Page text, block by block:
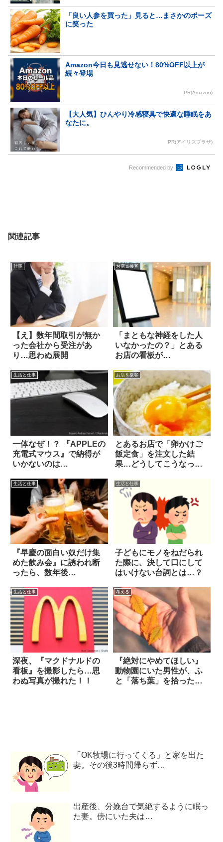
「良い人参を買った」見ると…まさかのポーズ
に笑った
Amazon今日も見逃せない！80%OFF以上が
続々登場
PR(Amazon)
【大人気】ひんやり冷感寝具で快適な睡眠をあ
なたに。
PR(アイリスプラザ)
Recommended by
関連記事
仕事
【え】数年間取引が無か
った会社から受注があ
り…思わぬ展開
お店＆接客
「まともな神経をした人
いなかったの？」とある
お店の看板が…
生活と仕事
一体なぜ！？ 『APPLEの
充電式マウス』で納得が
いかないのは…
お店＆接客
とあるお店で「卵かけご
飯定食」を注文した結
果…どうしてこうなった
生活と仕事
『早慶の面白い奴だけ集
めた飲み会』に誘われ断
ったら、数年後…
生活と仕事
子どもにモノをねだられ
た際に、決して口にして
はいけない台詞とは…？
生活と仕事
深夜、『マクドナルドの
看板』を撮影したら…思
わぬ写真が撮れた！！
考える
『絶対にやめてほしい』
動物園にいた男性が、ふ
と「落ち葉」を拾ったか
「OK牧場に行ってくる」と家を出た
妻。その後3時間帰らず…
出産後、分娩台で気絶するように眠っ
た妻。傍にいた夫は…